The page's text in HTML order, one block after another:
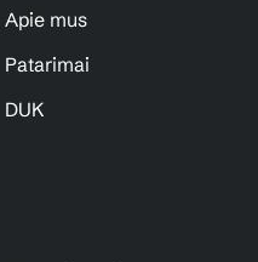
Apie mus
Patarimai
DUK